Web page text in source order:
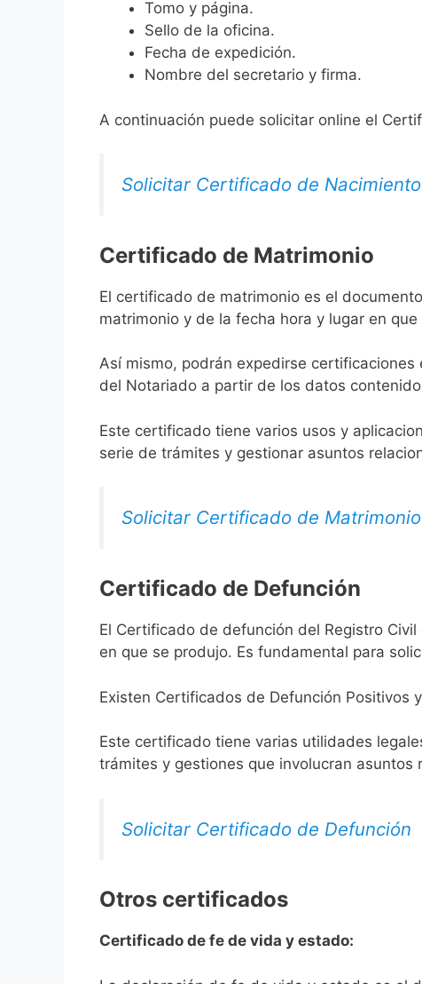
Tomo y página.
Sello de la oficina.
Fecha de expedición.
Nombre del secretario y firma.
A continuación puede solicitar online el
Solicitar Certificado de Nacimiento
Certificado de Matrimonio
El certificado de matrimonio es el
matrimonio y de la fecha hora y lugar en que
Así mismo, podrán expedirse
del Notariado a partir de los datos
Este certificado tiene varios usos y
serie de trámites y gestionar asuntos
Solicitar Certificado de Matrimonio
Certificado de Defunción
El Certificado de defunción del Registro
en que se produjo. Es fundamental para
Existen Certificados de Defunción Positivos
Este certificado tiene varias utilidades
trámites y gestiones que involucran
Solicitar Certificado de Defunción
Otros certificados
Certificado de fe de vida y estado: